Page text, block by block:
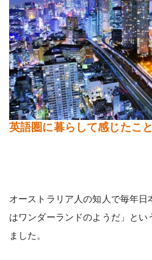
英語圏に暮らして感じたこと
オーストラリア人の知人で毎年
はワンダーランドのようだ」とい
ました。